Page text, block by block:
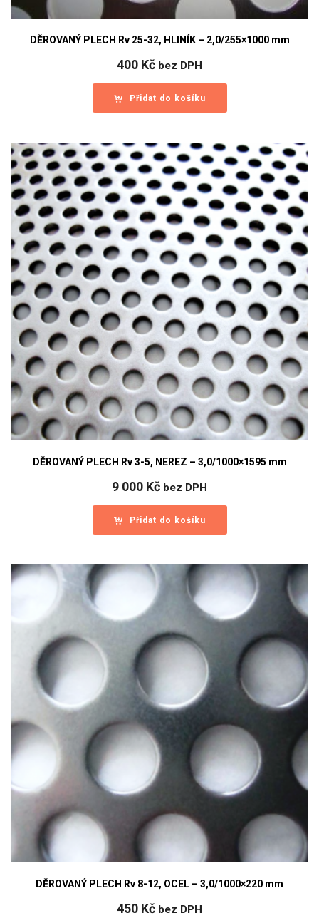
DĚROVANÝ PLECH Rv 25-32, HLINÍK – 2,0/255×1000 mm
400 Kč bez DPH
Přidat do košíku
DĚROVANÝ PLECH Rv 3-5, NEREZ – 3,0/1000×1595 mm
9 000 Kč bez DPH
Přidat do košíku
DĚROVANÝ PLECH Rv 8-12, OCEL – 3,0/1000×220 mm
450 Kč bez DPH